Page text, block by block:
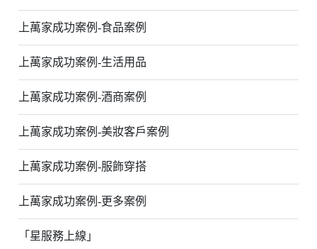
上萬家成功案例-食品案例
上萬家成功案例-生活用品
上萬家成功案例-酒商案例
上萬家成功案例-美妝客戶案例
上萬家成功案例-服飾穿搭
上萬家成功案例-更多案例
「星服務上線」